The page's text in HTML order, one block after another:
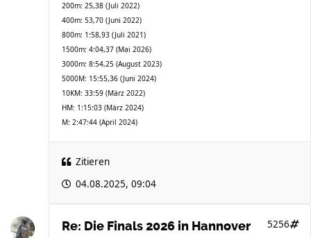
200m: 25,38 (Juli 2022)
400m: 53,70 (Juni 2022)
800m: 1:58,93 (Juli 2021)
1500m: 4:04,37 (Mai 2026)
3000m: 8:54,25 (August 2023)
5000M: 15:55,36 (Juni 2024)
10KM: 33:59 (März 2022)
HM: 1:15:03 (März 2024)
M: 2:47:44 (April 2024)
Zitieren
04.08.2025, 09:04
Re: Die Finals 2026 in Hannover 5256